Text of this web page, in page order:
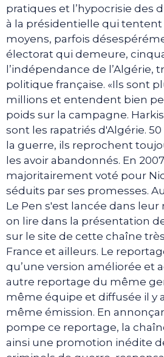
pratiques et l’hypocrisie des
à la présidentielle qui tentent
moyens, parfois
électorat qui demeure,
l’indépendance de l’Algérie,
politique française. «Ils sont
millions et entendent bien
poids sur la campagne.
sont les rapatriés d'Algérie.
la guerre, ils reprochent
les avoir abandonnés. En
majoritairement voté pour
séduits par ses promesses.
Le Pen s'est lancée dans
on lire dans la présentation
sur le site de cette chaîne
France et ailleurs. Le
qu’une version améliorée et
autre reportage du même
même équipe et diffusée il y
même émission. En
pompe ce reportage, la
ainsi une promotion inédite